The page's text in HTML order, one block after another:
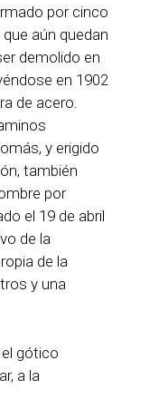
por cinco
aún quedan
demolido en
en 1902
de acero.
y erigido
también
por
el 19 de abril
de la
de la
y una
gótico
a la